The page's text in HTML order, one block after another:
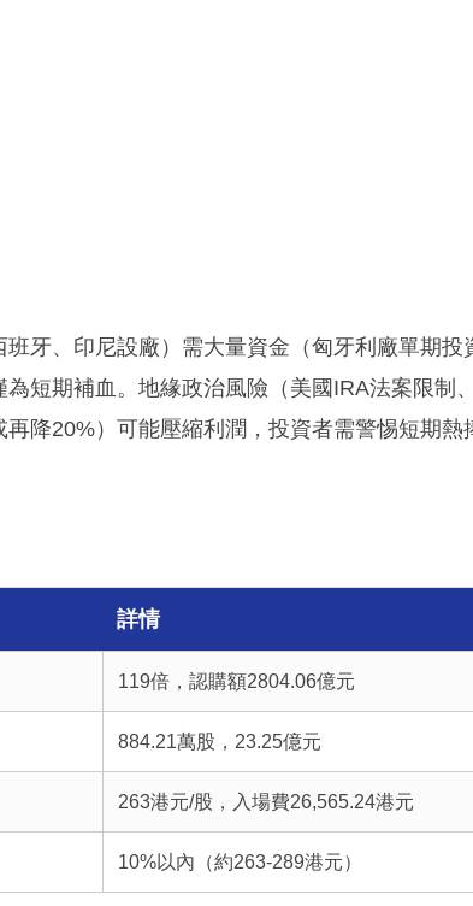
牙、印尼設廠）需大量資金（匈牙利廠單期投
短期補血。地緣政治風險（美國IRA法案限制
降20%）可能壓縮利潤，投資者需警惕短期熱
詳情
119倍，認購額2804.06億元
884.21萬股，23.25億元
263港元/股，入場費26,565.24港元
10%以內（約263-289港元）